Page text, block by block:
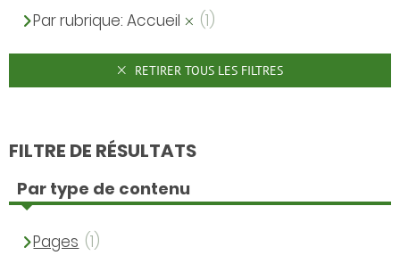
Par rubrique: Accueil (1)
RETIRER TOUS LES FILTRES
FILTRE DE RÉSULTATS
Par type de contenu
Pages (1)